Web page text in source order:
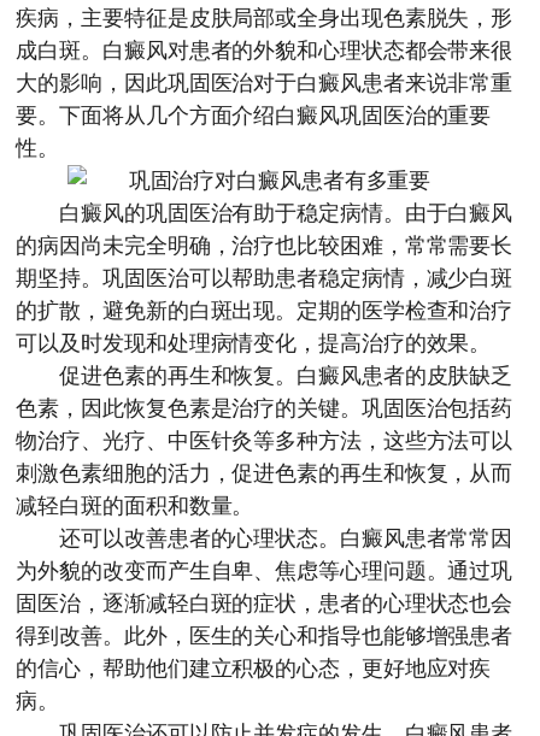
疾病，主要特征是皮肤局部或全身出现色素脱失，形
成白斑。白癜风对患者的外貌和心理状态都会带来很
大的影响，因此巩固医治对于白癜风患者来说非常重
要。下面将从几个方面介绍白癜风巩固医治的重要
性。
白癜风的巩固医治有助于稳定病情。由于白癜风
的病因尚未完全明确，治疗也比较困难，常常需要长
期坚持。巩固医治可以帮助患者稳定病情，减少白斑
的扩散，避免新的白斑出现。定期的医学检查和治疗
可以及时发现和处理病情变化，提高治疗的效果。
促进色素的再生和恢复。白癜风患者的皮肤缺乏
色素，因此恢复色素是治疗的关键。巩固医治包括药
物治疗、光疗、中医针灸等多种方法，这些方法可以
刺激色素细胞的活力，促进色素的再生和恢复，从而
减轻白斑的面积和数量。
还可以改善患者的心理状态。白癜风患者常常因
为外貌的改变而产生自卑、焦虑等心理问题。通过巩
固医治，逐渐减轻白斑的症状，患者的心理状态也会
得到改善。此外，医生的关心和指导也能够增强患者
的信心，帮助他们建立积极的心态，更好地应对疾
病。